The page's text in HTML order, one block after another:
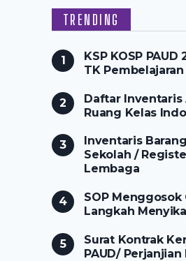
TRENDING
KSP KOSP PAUD
TK
Daftar Inventaris
Ruang Kelas
Inventaris
Sekolah /
Lembaga
SOP Menggosok
Langkah
Surat Kontrak
PAUD/